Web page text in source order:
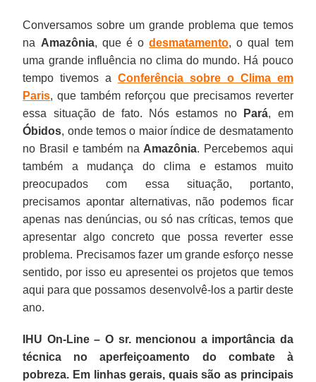
Conversamos sobre um grande problema que temos
na Amazônia, que é odesmatamento, o qual tem
uma grande influência no clima do mundo. Há pouco
tempo tivemos aConferência sobre o Clima em
Paris, que também reforçou que precisamos reverter
essa situação de fato. Nós estamos no
Pará, em
Óbidos, onde temos o maior índice de desmatamento
no Brasil e também na Amazônia. Percebemos aqui
também a mudança do clima e estamos muito
preocupados com essa situação, portanto,
precisamos apontar alternativas, não podemos ficar
apenas nas denúncias, ou só nas críticas, temos que
apresentar algo concreto que possa reverter esse
problema. Precisamos fazer um grande esforço nesse
sentido, por isso eu apresentei os projetos que temos
aqui para que possamos desenvolvê-los a partir deste
ano.
IHU On-Line – O sr. mencionou a importância da
técnica no aperfeiçoamento do combate à
pobreza. Em linhas gerais, quais são as principais